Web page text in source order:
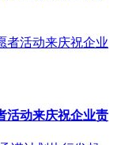
活动来庆祝企业责